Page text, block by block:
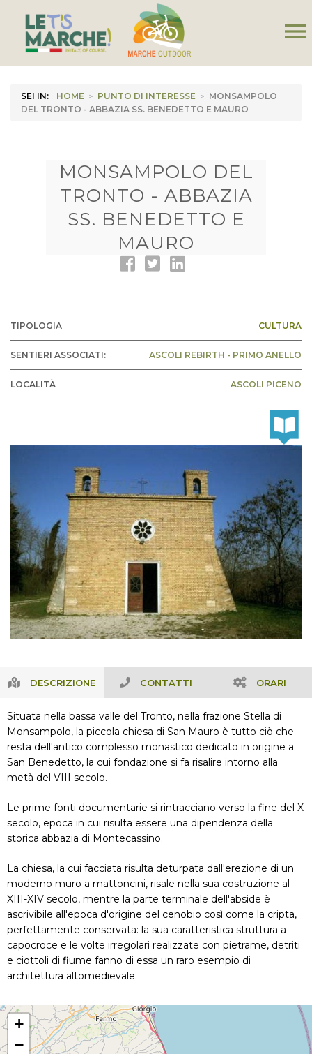
menu
SEI IN: HOME > PUNTO DI INTERESSE > MONSAMPOLO
DEL TRONTO - ABBAZIA SS. BENEDETTO E MAURO
MONSAMPOLO DEL
TRONTO - ABBAZIA
SS. BENEDETTO E
MAURO
TIPOLOGIA CULTURA
SENTIERI ASSOCIATI: ASCOLI REBIRTH - PRIMO ANELLO
LOCALITÀ ASCOLI PICENO
DESCRIZIONE CONTATTI ORARI
Situata nella bassa valle del Tronto, nella frazione Stella di
Monsampolo, la piccola chiesa di San Mauro è tutto ciò che
resta dell'antico complesso monastico dedicato in origine a
San Benedetto, la cui fondazione si fa risalire intorno alla
metà del VIII secolo.
Le prime fonti documentarie si rintracciano verso la fine del X
secolo, epoca in cui risulta essere una dipendenza della
storica abbazia di Montecassino.
La chiesa, la cui facciata risulta deturpata dall'erezione di un
moderno muro a mattoncini, risale nella sua costruzione al
XIII-XIV secolo, mentre la parte terminale dell'abside è
ascrivibile all'epoca d'origine del cenobio così come la cripta,
perfettamente conservata: la sua caratteristica struttura a
capocroce e le volte irregolari realizzate con pietrame, detriti
e ciottoli di fiume fanno di essa un raro esempio di
architettura altomedievale.
+
−